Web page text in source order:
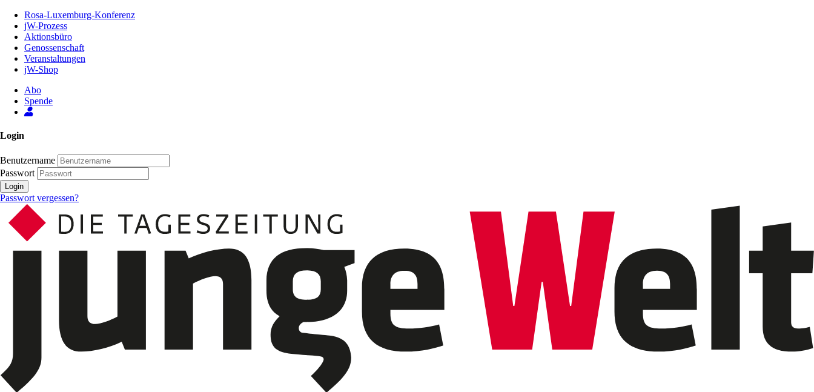
Inhalt
Seite
Rosa-Luxemburg-Konferenz
jW-Prozess
Aktionsbüro
Genossenschaft
Veranstaltungen
jW-Shop
Abo
Spende
Login
Benutzername
Passwort
Login
Passwort vergessen?